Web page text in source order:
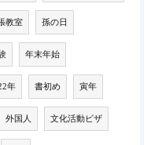
教室 孫の日
年末年始
年 書初め 寅年
外国人 文化活動ビザ